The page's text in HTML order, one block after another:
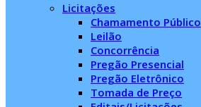
Licitações
Chamamento Público
Leilão
Concorrência
Pregão Presencial
Pregão Eletrônico
Tomada de Preço